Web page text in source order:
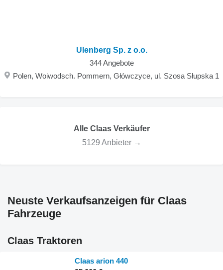
Ulenberg Sp. z o.o.
344 Angebote
Polen, Woiwodsch. Pommern, Główczyce, ul. Szosa Słupska 1
Alle Claas Verkäufer
5129 Anbieter →
Neuste Verkaufsanzeigen für Claas
Fahrzeuge
Claas Traktoren
Claas arion 440